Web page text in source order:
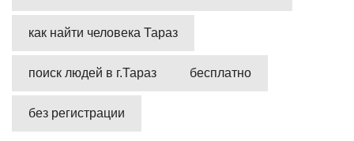
как найти человека Тараз
поиск людей в г.Тараз бесплатно
без регистрации